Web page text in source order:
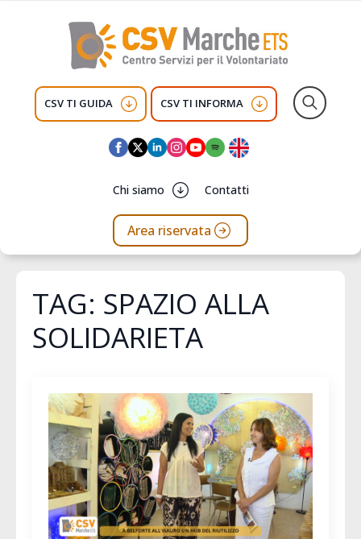
CSV TI GUIDA CSV TI INFORMA
Chi siamo Contatti
Area riservata
TAG: SPAZIO ALLA
SOLIDARIETA